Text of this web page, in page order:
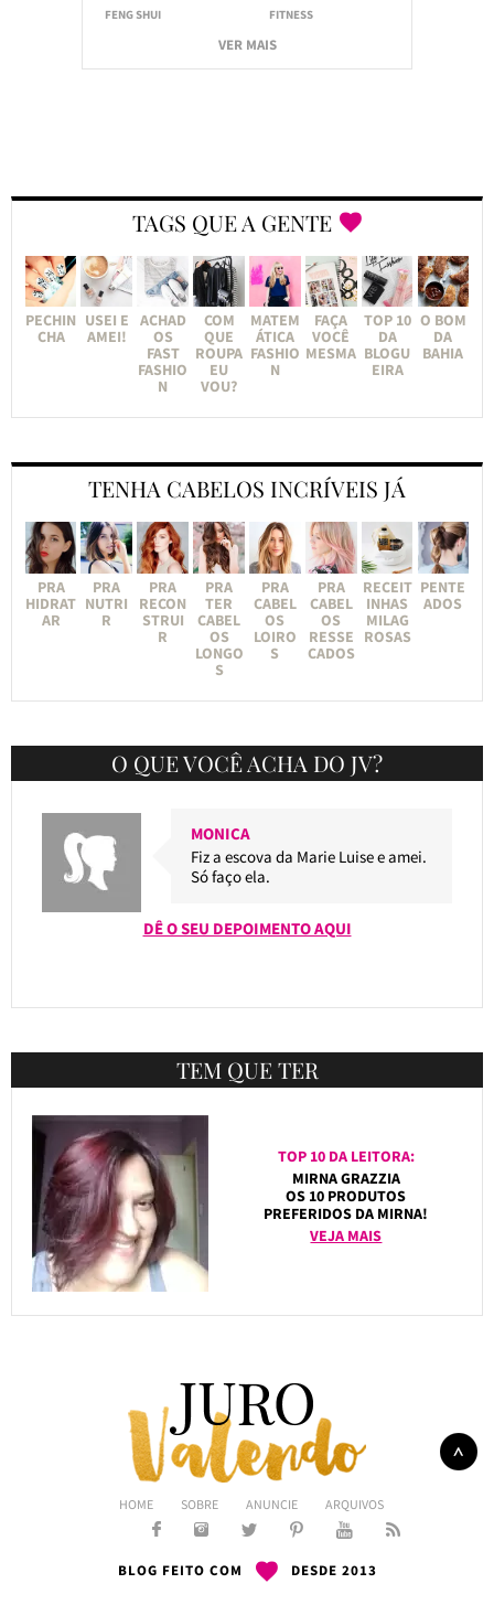
FENG SHUI
FITNESS
VER MAIS
TAGS QUE A GENTE
PECHIN
CHA
USEI E
AMEI!
ACHAD
OS
FAST
FASHIO
N
COM
QUE
ROUPA
EU
VOU?
MATEM
ÁTICA
FASHIO
N
FAÇA
VOCÊ
MESMA
TOP 10
DA
BLOGU
EIRA
O BOM
DA
BAHIA
TENHA CABELOS INCRÍVEIS JÁ
PRA
HIDRAT
AR
PRA
NUTRI
R
PRA
RECON
STRUI
R
PRA
TER
CABEL
OS
LONGO
S
PRA
CABEL
OS
LOIRO
S
PRA
CABEL
OS
RESSE
CADOS
RECEIT
INHAS
MILAG
ROSAS
PENTE
ADOS
O QUE VOCÊ ACHA DO JV?
MONICA
Fiz a escova da Marie Luise e amei.
Só faço ela.
DÊ O SEU DEPOIMENTO AQUI
TEM QUE TER
TOP 10 DA LEITORA:
MIRNA GRAZZIA
OS 10 PRODUTOS
PREFERIDOS DA MIRNA!
VEJA MAIS
HOME SOBRE ANUNCIE ARQUIVOS
BLOG FEITO COM DESDE 2013